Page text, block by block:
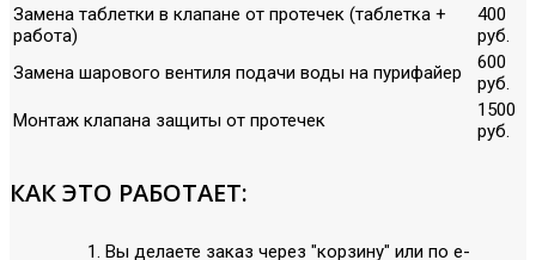
Замена таблетки в клапане от протечек (таблетка +
работа)
400
руб.
Замена шарового вентиля подачи воды на пурифайер
600
руб.
Монтаж клапана защиты от протечек
1500
руб.
КАК ЭТО РАБОТАЕТ:
Вы делаете заказ через "корзину" или по е-